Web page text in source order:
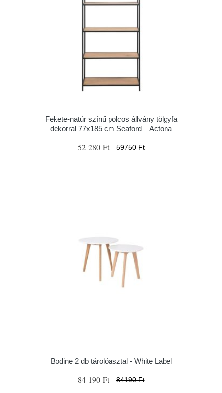
Fekete-natúr színű polcos állvány tölgyfa
dekorral 77x185 cm Seaford – Actona
52 280 Ft 59750 Ft
Bodine 2 db tárolóasztal - White Label
84 190 Ft 84190 Ft